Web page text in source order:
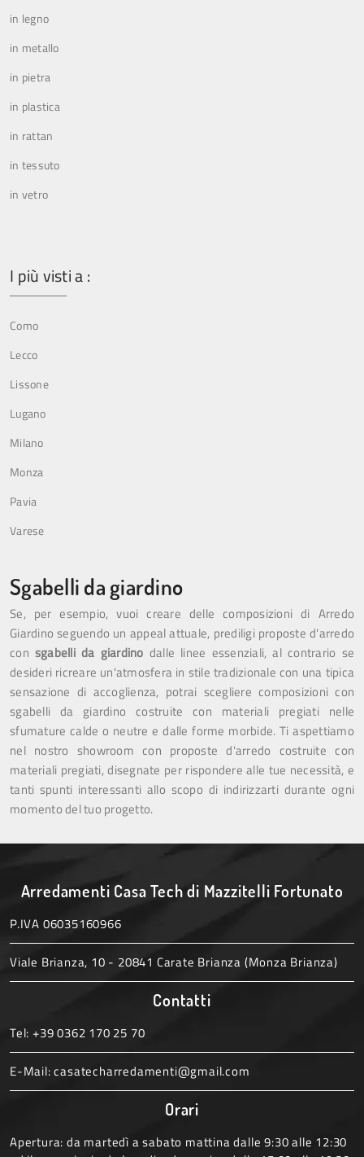
in legno
in metallo
in pietra
in plastica
in rattan
in tessuto
in vetro
I più visti a :
Como
Lecco
Lissone
Lugano
Milano
Monza
Pavia
Varese
Sgabelli da giardino
Se, per esempio, vuoi creare delle composizioni di Arredo
Giardino seguendo un appeal attuale, prediligi proposte d'arredo
con sgabelli da giardino dalle linee essenziali, al contrario se
desideri ricreare un'atmosfera in stile tradizionale con una tipica
sensazione di accoglienza, potrai scegliere composizioni con
sgabelli da giardino costruite con materiali pregiati nelle
sfumature calde o neutre e dalle forme morbide. Ti aspettiamo
nel nostro showroom con proposte d'arredo costruite con
materiali pregiati, disegnate per rispondere alle tue necessità, e
tanti spunti interessanti allo scopo di indirizzarti durante ogni
momento del tuo progetto.
Arredamenti Casa Tech di Mazzitelli Fortunato
P.IVA 06035160966
Viale Brianza, 10 - 20841 Carate Brianza (Monza Brianza)
Contatti
Tel: +39 0362 170 25 70
E-Mail:casatecharredamenti@gmail.com
Orari
Apertura: da martedì a sabato mattina dalle 9:30 alle 12:30